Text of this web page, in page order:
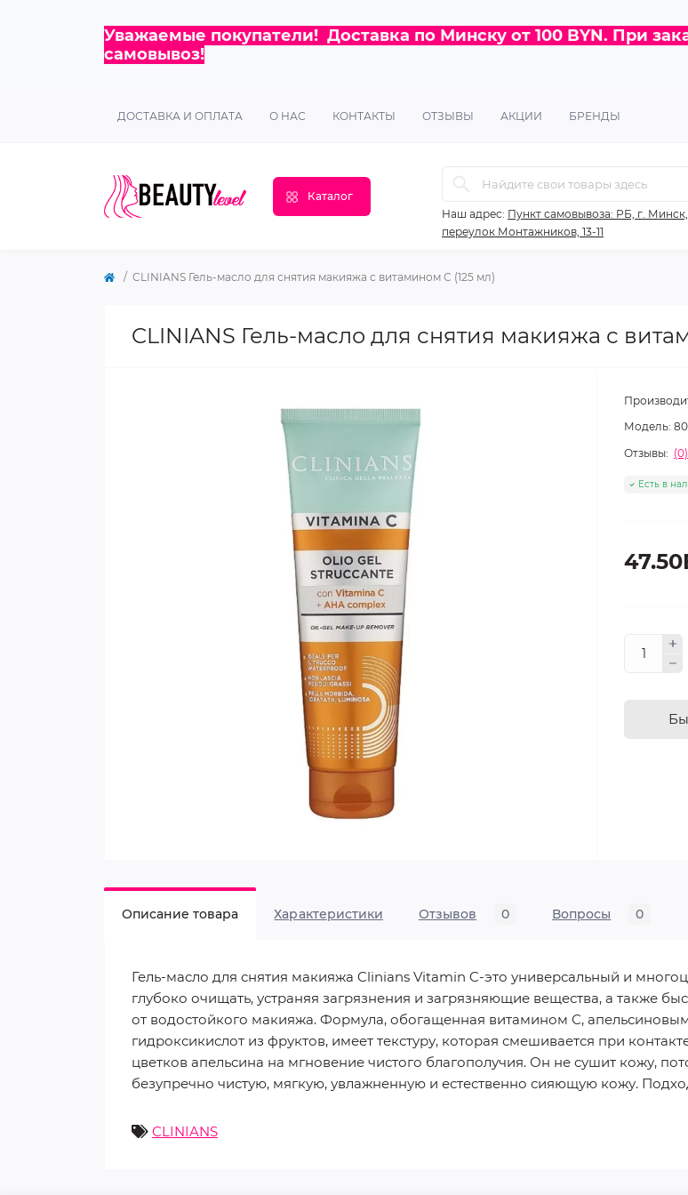
Уважаемые покупатели! Доставка по Минску от 100 BYN. При
самовывоз!
ДОСТАВКА И ОПЛАТА О НАС КОНТАКТЫ ОТЗЫВЫ АКЦИИ БРЕНДЫ
Каталог
Наш адрес: Пункт самовывоза: РБ, г.
переулок Монтажников, 13-11
CLINIANS Гель-масло для снятия макияжа с витамином С (125 мл)
CLINIANS Гель-масло для снятия макияжа с
Модель:
Отзывы: (0)
Есть в
Описание товара Характеристики Отзывов 0 Вопросы 0
Гель-масло для снятия макияжа Clinians Vitamin C-это универсальный и
глубоко очищать, устраняя загрязнения и загрязняющие вещества, а также
от водостойкого макияжа. Формула, обогащенная витамином С,
гидроксикислот из фруктов, имеет текстуру, которая смешивается при
цветков апельсина на мгновение чистого благополучия. Он не сушит кожу,
безупречно чистую, мягкую, увлажненную и естественно сияющую кожу.
CLINIANS